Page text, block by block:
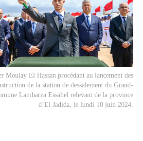
Moulay El Hassan procédant au lancement des
de la station de dessalement du Grand-
Lamharza Essahel relevant de la province
d’El Jadida, le lundi 10 juin 2024.